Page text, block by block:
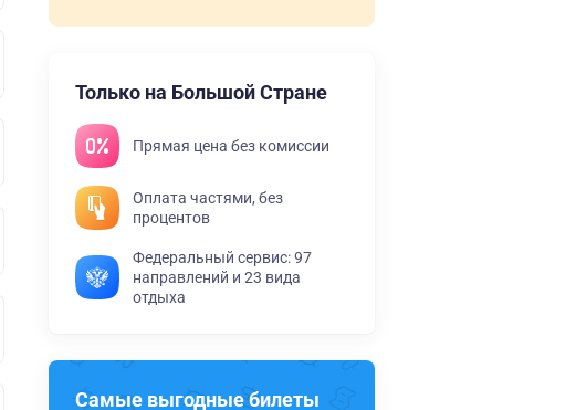
Только на Большой Стране
Прямая цена без комиссии
Оплата частями, без
процентов
Федеральный сервис: 97
направлений и 23 вида
отдыха
Самые выгодные билеты